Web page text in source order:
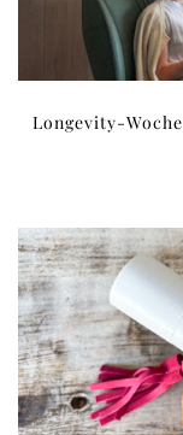
Longevity-